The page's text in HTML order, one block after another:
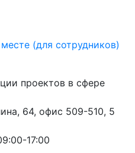
(для сотрудников)
проектов в сфере
64, офис 509-510, 5
17:00